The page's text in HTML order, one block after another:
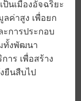
ป็นเมืองอัจฉริยะ
ลค่าสูง เพื่อยก
การประกอบ
ทั้งพัฒนา
าร เพื่อสร้าง
ยืนสืบไป